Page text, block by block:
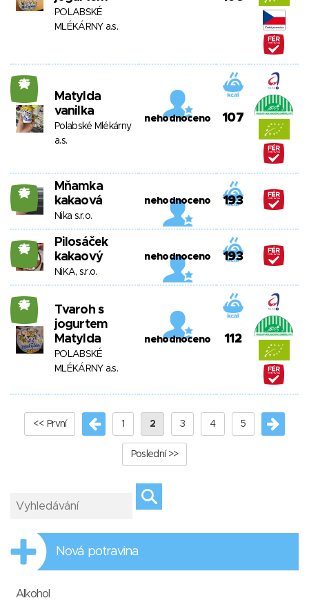
POLABSKÉ
MLÉKÁRNY a.s.
25
Matylda
vanilka
Polabské Mlékárny
a.s.
nehodnoceno 107
25
Mňamka
kakaová
Nika s.r.o.
nehodnoceno 193
25
Pilosáček
kakaový
NiKA, s.r.o.
nehodnoceno 193
25
Tvaroh s
jogurtem
Matylda
POLABSKÉ
MLÉKÁRNY a.s.
nehodnoceno 112
<< První 1 2 3 4 5
Poslední >>
Nová potravina
Alkohol